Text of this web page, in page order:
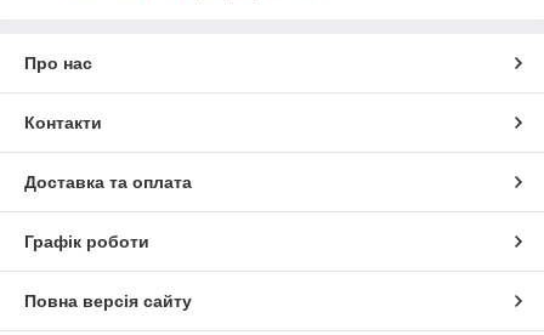
Про нас
Контакти
Доставка та оплата
Графік роботи
Повна версія сайту